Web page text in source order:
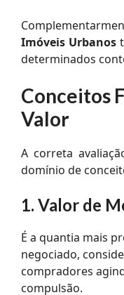
Imóveis Urbanos
determinados
Conceitos
Valor
A correta
domínio de
1. Valor de
É a quantia mais
negociado,
compradores
compulsão.